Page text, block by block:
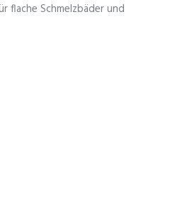
flache Schmelzbäder und